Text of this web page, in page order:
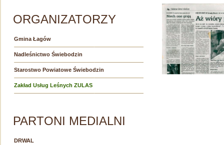
ORGANIZATORZY
Gmina Łagów
Nadleśnictwo Świebodzin
Starostwo Powiatowe Świebodzin
Zakład Usług Leśnych ZULAS
PARTONI MEDIALNI
DRWAL